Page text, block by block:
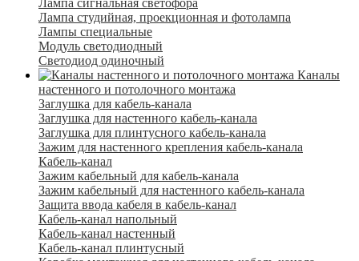
Лампа сигнальная светофора
Лампа студийная, проекционная и фотолампа
Лампы специальные
Модуль светодиодный
Светодиод одиночный
Каналы
настенного и потолочного монтажа
Заглушка для кабель-канала
Заглушка для настенного кабель-канала
Заглушка для плинтусного кабель-канала
Зажим для настенного крепления кабель-канала
Кабель-канал
Зажим кабельный для кабель-канала
Зажим кабельный для настенного кабель-канала
Защита ввода кабеля в кабель-канал
Кабель-канал напольный
Кабель-канал настенный
Кабель-канал плинтусный